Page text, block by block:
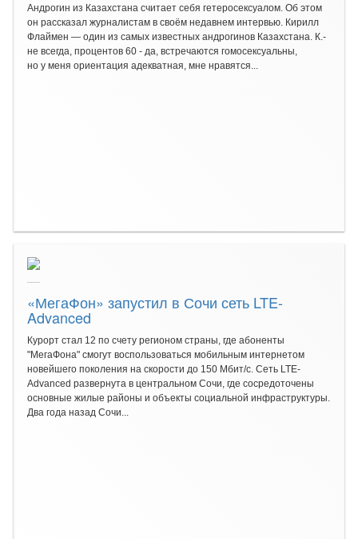
Андрогин из Казахстана считает себя гетеросексуалом. Об этом
он рассказал журналистам в своём недавнем интервью. Кирилл
Флаймен — один из самых известных андрогинов Казахстана. К.-
не всегда, процентов 60 - да, встречаются гомосексуальны,
но у меня ориентация адекватная, мне нравятся...
«МегаФон» запустил в Сочи сеть LTE-
Advanced
Курорт стал 12 по счету регионом страны, где абоненты
"МегаФона" смогут воспользоваться мобильным интернетом
новейшего поколения на скорости до 150 Мбит/с. Сеть LTE-
Advanced развернута в центральном Сочи, где сосредоточены
основные жилые районы и объекты социальной инфраструктуры.
Два года назад Сочи...